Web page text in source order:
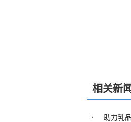
相关新闻
助力乳